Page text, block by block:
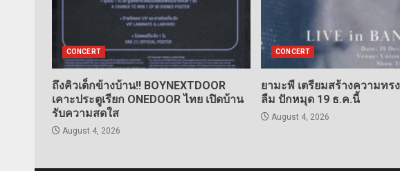
CONCERT
ถึงคิวเด็กข้างบ้าน!! BOYNEXTDOOR
เคาะประตูเรียก ONEDOOR ไทย เปิดบ้าน
รับความสดใส
August 4, 2026
CONCERT
ยามะพี เตรียมสร้างความทร
ลืม ปักหมุด 19 ธ.ค.นี้
August 4, 2026